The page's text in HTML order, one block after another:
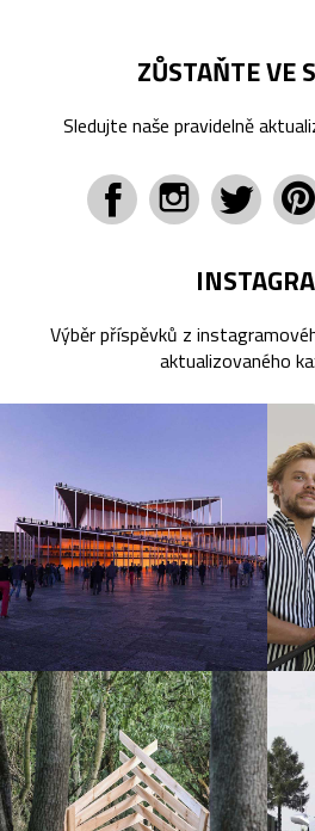
ZŮSTAŇTE VE
Sledujte naše pravidelně
Výběr příspěvků z
aktualizovaného